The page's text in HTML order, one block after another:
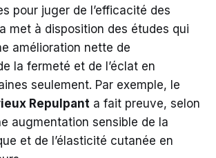
pour juger de l’efficacité des
met à disposition des études qui
amélioration nette de
la fermeté et de l’éclat en
seulement. Par exemple, le
Repulpant a fait preuve, selon
augmentation sensible de la
et de l’élasticité cutanée en